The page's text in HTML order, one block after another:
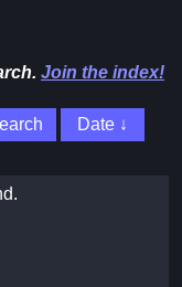
Join the index!